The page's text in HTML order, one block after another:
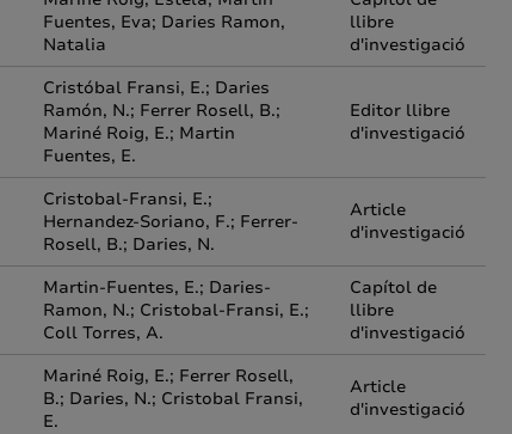
Fuentes, Eva; Daries Ramon,
Natalia
llibre
d'investigació
Cristóbal Fransi, E.; Daries
Ramón, N.; Ferrer Rosell, B.;
Mariné Roig, E.; Martin
Fuentes, E.
Editor llibre
d'investigació
Cristobal-Fransi, E.;
Hernandez-Soriano, F.; Ferrer-
Rosell, B.; Daries, N.
Article
d'investigació
Martin-Fuentes, E.; Daries-
Ramon, N.; Cristobal-Fransi, E.;
Coll Torres, A.
Capítol de
llibre
d'investigació
Mariné Roig, E.; Ferrer Rosell,
B.; Daries, N.; Cristobal Fransi,
E.
Article
d'investigació